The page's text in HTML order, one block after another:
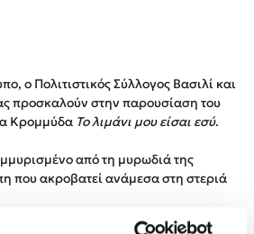
μου είσαι εσύ
ο Πολιτιστικός Σύλλογος Βασιλί και
προσκαλούν στην παρουσίαση του
Κρομμύδα Το λιμάνι μου είσαι εσύ.
από τη μυρωδιά της
που ακροβατεί ανάμεσα στη στεριά